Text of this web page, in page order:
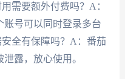
需要额外付费吗？A：
账号可以同时登录多台
全有保障吗？A：番茄
露，放心使用。